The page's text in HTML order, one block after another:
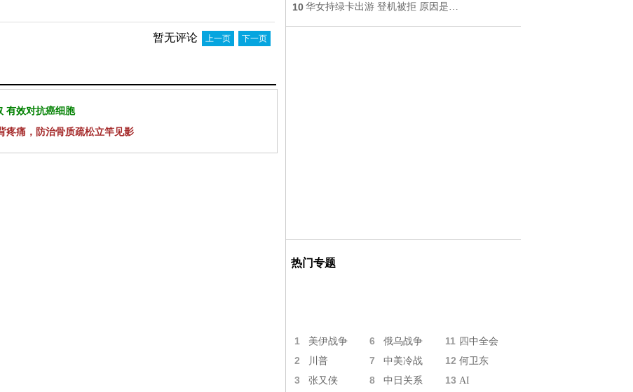
暂无评论 上一页 下一页
有效对抗癌细胞
疼痛，防治骨质疏松立竿见影
10 华女持绿卡出游 登机被拒 原因是…
热门专题
1 美伊战争 6 俄乌战争 11 四中全会
2 川普 7 中美冷战 12 何卫东
3 张又侠 8 中日关系 13 AI